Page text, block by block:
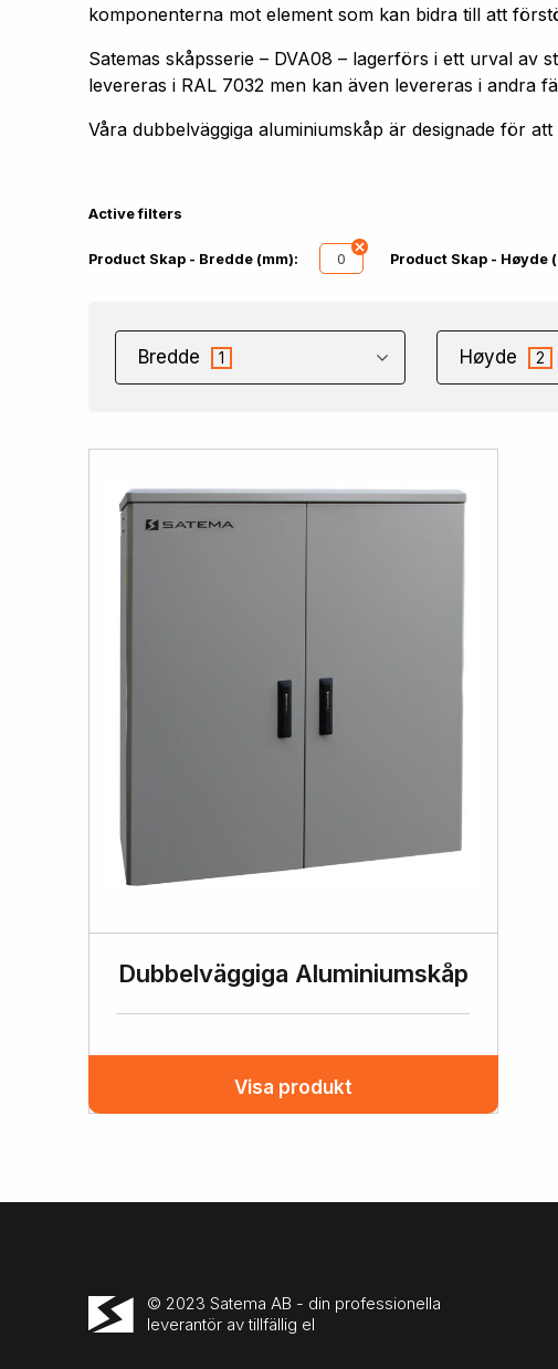
komponenterna mot element som kan bidra till att
Satemas skåpsserie – DVA08 – lagerförs i ett urval
levereras i RAL 7032 men kan även levereras i andra
Våra dubbelväggiga aluminiumskåp är designade för
Active filters
Product Skap - Bredde (mm): 0 Product Skap - Høyde
Bredde 1 Høyde 2
Dubbelväggiga Aluminiumskåp
Visa produkt
© 2023 Satema AB - din professionella
leverantör av tillfällig el